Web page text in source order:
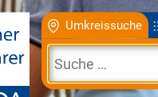
Umkreissuche